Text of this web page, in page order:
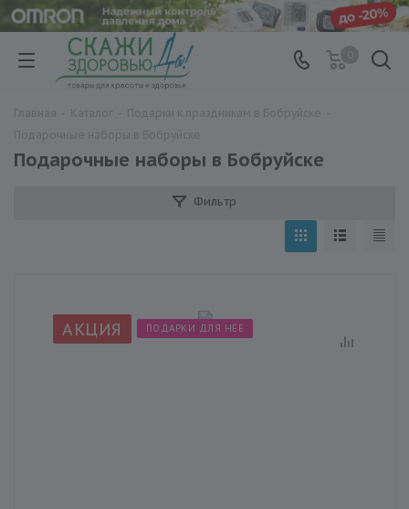
Подарочные наборы в Бобруйске
Фильтр
АКЦИЯ ПОДАРКИ ДЛЯ НЕЕ